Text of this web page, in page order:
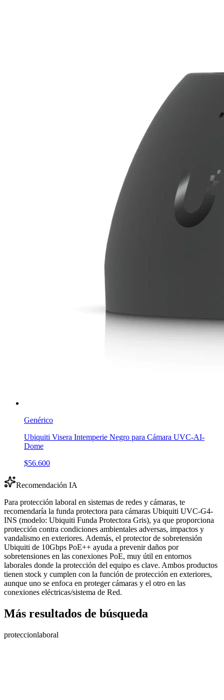
Genérico
Ubiquiti Visera Intemperie Negro para Cámara UVC-AI-
Dome
$56.600
Recomendación IA
Para protección laboral en sistemas de redes y cámaras, te
recomendaría la funda protectora para cámaras Ubiquiti UVC-G4-
INS (modelo: Ubiquiti Funda Protectora Gris), ya que proporciona
protección contra condiciones ambientales adversas, impactos y
vandalismo en exteriores. Además, el protector de sobretensión
Ubiquiti de 10Gbps PoE++ ayuda a prevenir daños por
sobretensiones en las conexiones PoE, muy útil en entornos
laborales donde la protección del equipo es clave. Ambos productos
tienen stock y cumplen con la función de protección en exteriores,
aunque uno se enfoca en proteger cámaras y el otro en las
conexiones eléctricas/sistema de Red.
Más resultados de búsqueda
proteccionlaboral